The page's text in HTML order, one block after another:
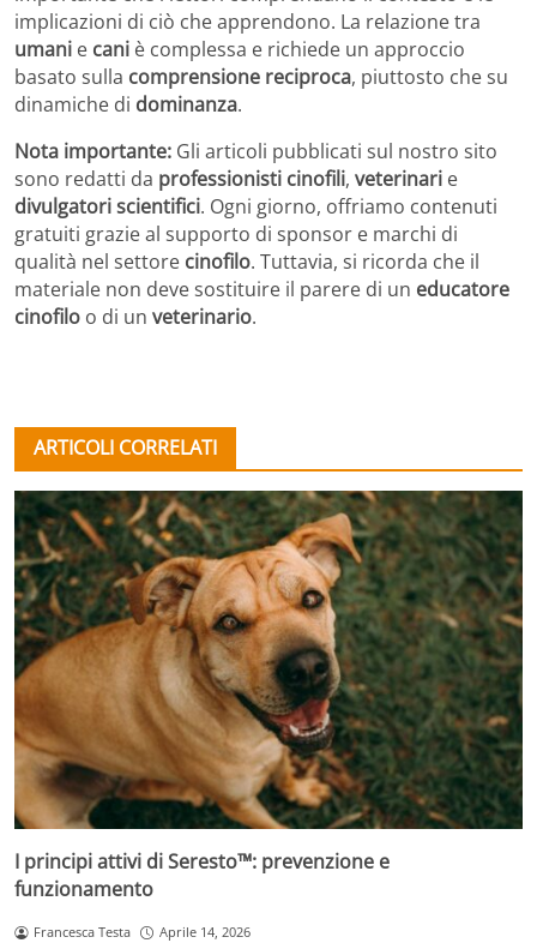
implicazioni di ciò che apprendono. La relazione tra
umani e cani è complessa e richiede un approccio
basato sulla comprensione reciproca, piuttosto che su
dinamiche di dominanza.
Nota importante: Gli articoli pubblicati sul nostro sito
sono redatti da professionisti cinofili, veterinari e
divulgatori scientifici. Ogni giorno, offriamo contenuti
gratuiti grazie al supporto di sponsor e marchi di
qualità nel settore cinofilo. Tuttavia, si ricorda che il
materiale non deve sostituire il parere di un educatore
cinofilo o di un veterinario.
ARTICOLI CORRELATI
I principi attivi di Seresto™: prevenzione e
funzionamento
Francesca Testa Aprile 14, 2026